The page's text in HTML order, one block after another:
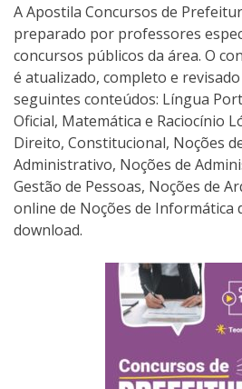
A Apostila Concursos de
preparado por professores
concursos públicos da área. O
é atualizado, completo e
seguintes conteúdos: Língua
Oficial, Matemática e Raciocínio
Direito, Constitucional, Noções
Administrativo, Noções de
Gestão de Pessoas, Noções de
online de Noções de Informática
download.